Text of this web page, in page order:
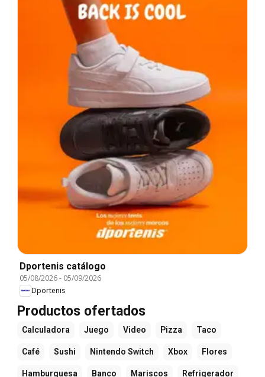
Dportenis catálogo
05/08/2026- 05/09/2026
Dportenis
Productos ofertados
Calculadora Juego Video Pizza Taco
Café Sushi Nintendo Switch Xbox Flores
Hamburguesa Banco Mariscos Refrigerador